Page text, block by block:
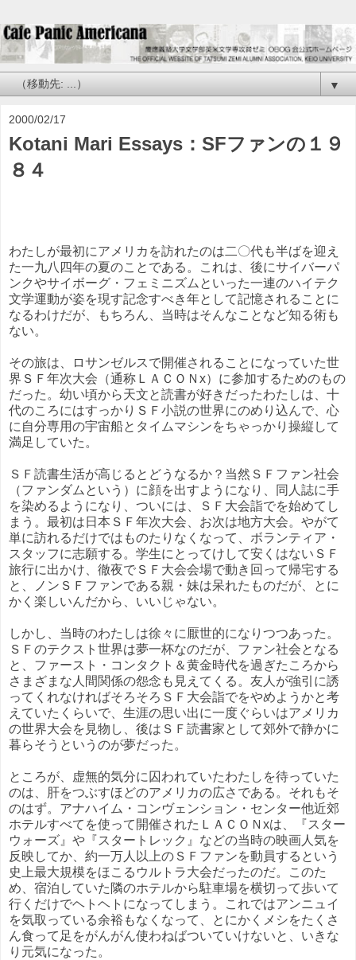
▼
2000/02/17
Kotani Mari Essays：SFファンの１９
８４
わたしが最初にアメリカを訪れたのは二〇代も半ばを迎え
た一九八四年の夏のことである。これは、後にサイバーパ
ンクやサイボーグ・フェミニズムといった一連のハイテク
文学運動が姿を現す記念すべき年として記憶されることに
なるわけだが、もちろん、当時はそんなことなど知る術も
ない。
その旅は、ロサンゼルスで開催されることになっていた世
界ＳＦ年次大会（通称ＬＡＣＯＮx）に参加するためのもの
だった。幼い頃から天文と読書が好きだったわたしは、十
代のころにはすっかりＳＦ小説の世界にのめり込んで、心
に自分専用の宇宙船とタイムマシンをちゃっかり操縦して
満足していた。
ＳＦ読書生活が高じるとどうなるか？当然ＳＦファン社会
（ファンダムという）に顔を出すようになり、同人誌に手
を染めるようになり、ついには、ＳＦ大会詣でを始めてし
まう。最初は日本ＳＦ年次大会、お次は地方大会。やがて
単に訪れるだけではものたりなくなって、ボランティア・
スタッフに志願する。学生にとってけして安くはないＳＦ
旅行に出かけ、徹夜でＳＦ大会会場で動き回って帰宅する
と、ノンＳＦファンである親・妹は呆れたものだが、とに
かく楽しいんだから、いいじゃない。
しかし、当時のわたしは徐々に厭世的になりつつあった。
ＳＦのテクスト世界は夢一杯なのだが、ファン社会となる
と、ファースト・コンタクト＆黄金時代を過ぎたころから
さまざまな人間関係の怨念も見えてくる。友人が強引に誘
ってくれなければそろそろＳＦ大会詣でをやめようかと考
えていたくらいで、生涯の思い出に一度ぐらいはアメリカ
の世界大会を見物し、後はＳＦ読書家として郊外で静かに
暮らそうというのが夢だった。
ところが、虚無的気分に囚われていたわたしを待っていた
のは、肝をつぶすほどのアメリカの広さである。それもそ
のはず。アナハイム・コンヴェンション・センター他近郊
ホテルすべてを使って開催されたＬＡＣＯＮxは、『スター
ウォーズ』や『スタートレック』などの当時の映画人気を
反映してか、約一万人以上のＳＦファンを動員するという
史上最大規模をほこるウルトラ大会だったのだ。このた
め、宿泊していた隣のホテルから駐車場を横切って歩いて
行くだけでヘトヘトになってしまう。これではアンニュイ
を気取っている余裕もなくなって、とにかくメシをたくさ
ん食って足をがんがん使わねばついていけないと、いきな
り元気になった。